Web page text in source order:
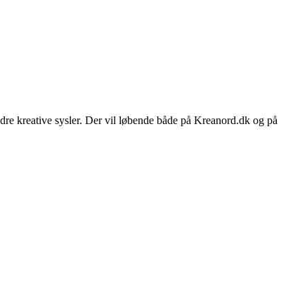
kreative sysler. Der vil løbende både på Kreanord.dk og på